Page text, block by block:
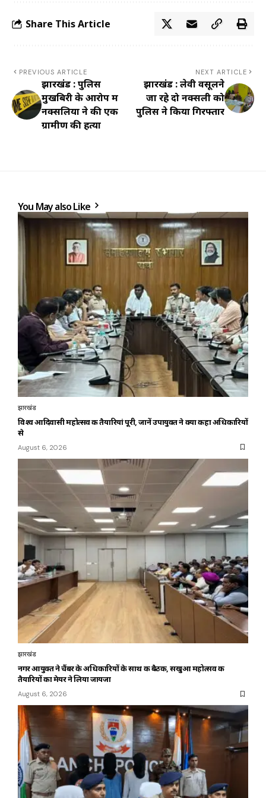
Share This Article
PREVIOUS ARTICLE
झारखंड : पुलिस
मुखबिरी के आरोप में
नक्सलियों ने की एक
ग्रामीण की हत्या
NEXT ARTICLE
झारखंड : लेवी वसूलने
जा रहे दो नक्सली को
पुलिस ने किया गिरफ्तार
You May also Like
झारखंड
विश्व आदिवासी महोत्सव की तैयारियां पूरी, जानें उपायुक्त ने क्या कहा अधिकारियों
से
August 6, 2026
झारखंड
नगर आयुक्त ने चैंबर के अधिकारियों के साथ की बैठक, सखुआ महोत्सव की
तैयारियों का मेयर ने लिया जायजा
August 6, 2026